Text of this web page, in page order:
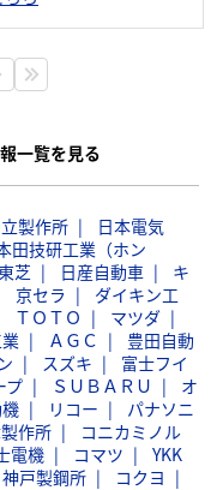
一覧を見る
製作所
日本電気
田技研工業（ホン
東芝 日産自動車
キ
京セラ
ダイキン工
ＴＯＴＯ
マツダ
ＡＧＣ
豊田自動
スズキ
富士フイ
プ ＳＵＢＡＲＵ
オ
リコー
パナソニ
作所
コニカミノル
電機 コマツ
YKK
神戸製鋼所
コクヨ